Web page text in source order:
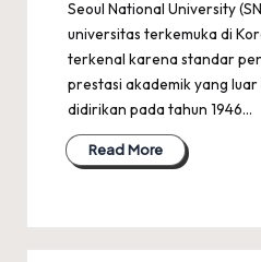
Seoul National University
universitas terkemuka di
terkenal karena standar
prestasi akademik yang luar
didirikan pada tahun 1946…
Read More